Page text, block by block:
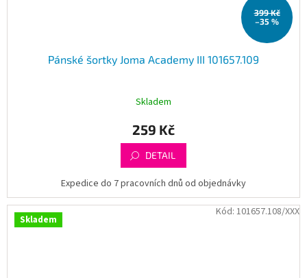
399 Kč
–35 %
Pánské šortky Joma Academy III 101657.109
Skladem
259 Kč
DETAIL
Expedice do 7 pracovních dnů od objednávky
Skladem
Kód: 101657.108/XXX